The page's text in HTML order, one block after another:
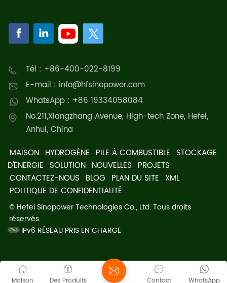
Tél : +86-400-022-8199
E-mail : info@hfsinopower.com
WhatsApp : +86 19334058084
No.211,Xiangzhang Avenue, High-tech Zone, Hefei,
Anhui, China
MAISON HYDROGÈNE PILE À COMBUSTIBLE STOCKAGE
D'ENERGIE SOLUTION NOUVELLES PROJETS
CONTACTEZ-NOUS BLOG PLAN DU SITE XML
POLITIQUE DE CONFIDENTIALITÉ
© Hefei Sinopower Technologies Co., Ltd. Tous droits
réservés.
IPv6 RÉSEAU PRIS EN CHARGE
Maison Des Produits WhatsApp
Contact